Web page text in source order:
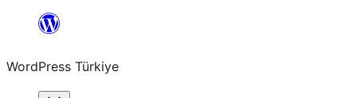
İçeriğe
WordPress Türkiye